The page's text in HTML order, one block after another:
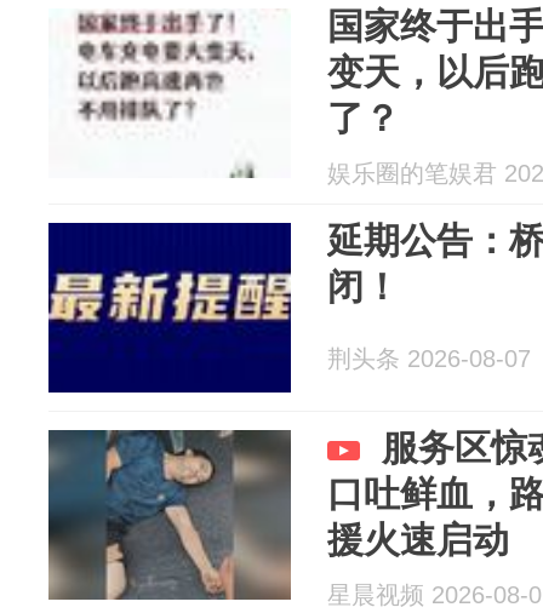
国家终于出
变天，以后
了？
娱乐圈的笔娱君
延期公告：
闭！
荆头条 2026-08-07
服务区惊
口吐鲜血，
援火速启动
星晨视频 2026-08-